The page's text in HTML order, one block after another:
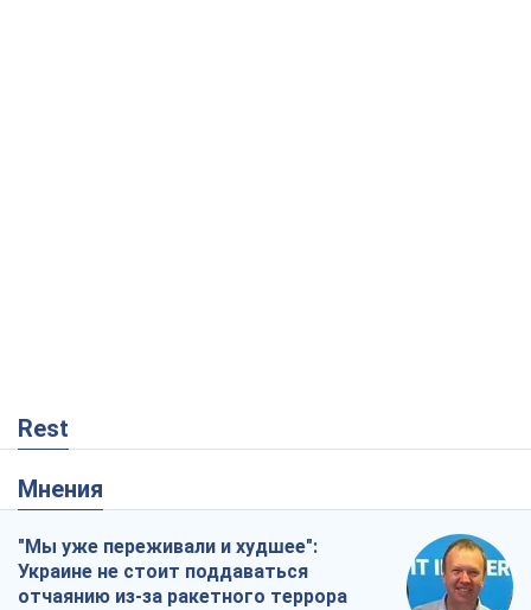
Rest
Мнения
"Мы уже переживали и худшее":
Украине не стоит поддаваться
отчаянию из-за ракетного террора